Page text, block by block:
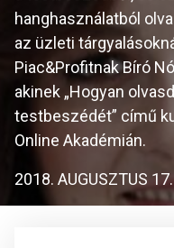
hanghasználatból
az üzleti
Piac&Profitnak Bíró
akinek „Hogyan
testbeszédét” című
Online Akadémián.
2018. AUGUSZTUS 17.